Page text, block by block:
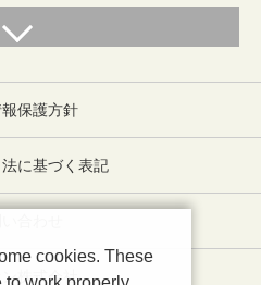
保護方針
に基づく表記
株式会社
cookies. These